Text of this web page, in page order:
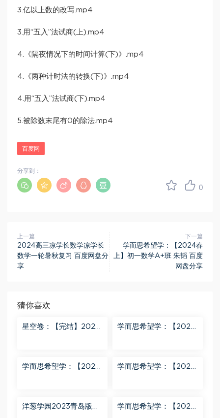
3.亿以上数的改写.mp4
3.用“五入”法试商(上).mp4
4.《隔夜情况下的时间计算(下)》.mp4
4.《两种计时法的转换(下)》.mp4
4.用“五入”法试商(下).mp4
5.被除数末尾有0的除法.mp4
百度网
0
分享到：
上一篇
2024高三凉学长数学凉学长
数学一轮暑秋复习 百度网盘分
享
下一篇
学而思希望学：【2024春
上】初一数学A+班 朱韬 百度
网盘分享
猜你喜欢
星空卷：【完结】2023
学而思希望学：【2023
学而思希望学：【2023
学而思希望学：【2023
洋葱学园2023青岛版五
学而思希望学：【2023